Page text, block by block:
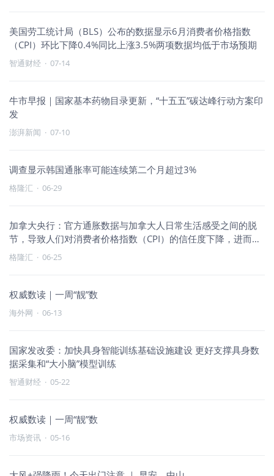
美国劳工统计局（BLS）公布的数据显示6月消费者价格指数
（CPI）环比下降0.4%同比上涨3.5%两项数据均低于市场预期
智通财经 · 07-14
牛市早报｜国家基本药物目录更新，“十五五”碳达峰行动方案印
发
澎湃新闻 · 07-10
调查显示韩国通胀率可能连续第二个月超过3%
格隆汇 · 06-29
加拿大央行：官方通胀数据与加拿大人日常生活感受之间的脱
节，导致人们对消费者价格指数（CPI）的信任度下降，进而也
削弱了对
格隆汇 · 06-25
权威数读｜一周“靓”数
海外网 · 06-13
国家发改委：加快具身智能训练基础设施建设 更好支撑具身数
据采集和“大小脑”模型训练
智通财经 · 05-22
权威数读｜一周“靓”数
市场资讯 · 05-16